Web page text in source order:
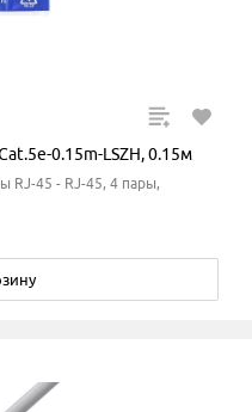
0.15m-LSZH, 0.15м
RJ-45 - RJ-45, 4 пары,